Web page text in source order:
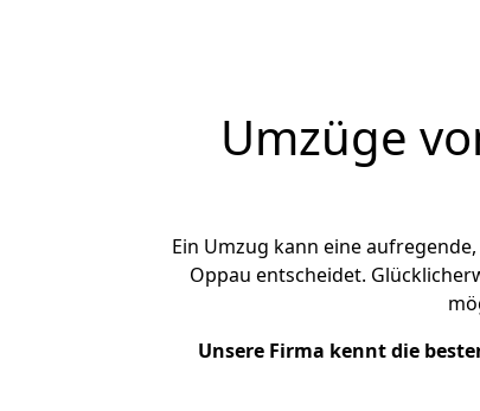
Umzüge
Ein Umzug kann eine
Oppau entscheidet.
Unsere Firma kennt die